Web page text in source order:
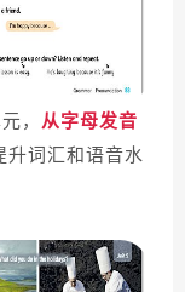
， 从字母发音
升词汇和语音水